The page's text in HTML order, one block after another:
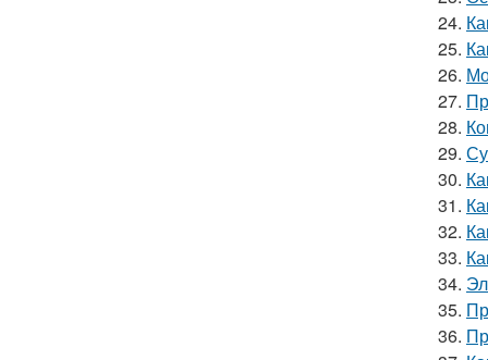
24.
25.
26.
27.
28.
29.
30.
31.
32.
33.
34.
35.
36.